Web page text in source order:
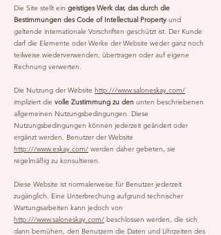
Die Site stellt ein geistiges Werk dar, das durch die
Bestimmungen des Code of Intellectual Property und
geltende internationale Vorschriften geschützt ist. Der Kunde
darf die Elemente oder Werke der Website weder ganz noch
teilweise wiederverwenden, übertragen oder auf eigene
Rechnung verwerten.
Die Nutzung der Website http:///www.saloneskay.com/
impliziert die volle Zustimmung zu den unten beschriebenen
allgemeinen Nutzungsbedingungen. Diese
Nutzungsbedingungen können jederzeit geändert oder
ergänzt werden. Benutzer der Website
http:///www.eskay.com/ werden daher gebeten, sie
regelmäßig zu konsultieren.
Diese Website ist normalerweise für Benutzer jederzeit
zugänglich. Eine Unterbrechung aufgrund technischer
Wartungsarbeiten kann jedoch von
http:///www.saloneskay.com/ beschlossen werden, die sich
dann bemühen, den Benutzern die Daten und Uhrzeiten des